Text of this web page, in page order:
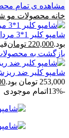
مشاهده ی تمام
خانه محصولات مو
شامپو کلیر 1*3 مردانه
بود.220,000 تومان
بازگشت به
شامپو کلیر ضد
253,000 تومان بود.
-13%
اتمام موجودی